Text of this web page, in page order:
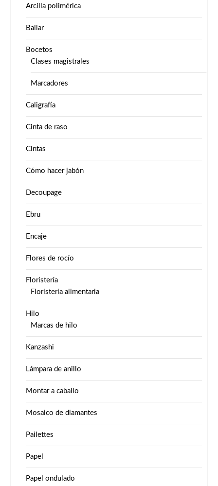
Arcilla polimérica
Bailar
Bocetos
Clases magistrales
Marcadores
Caligrafía
Cinta de raso
Cintas
Cómo hacer jabón
Decoupage
Ebru
Encaje
Flores de rocío
Floristería
Floristería alimentaria
Hilo
Marcas de hilo
Kanzashi
Lámpara de anillo
Montar a caballo
Mosaico de diamantes
Pailettes
Papel
Papel ondulado